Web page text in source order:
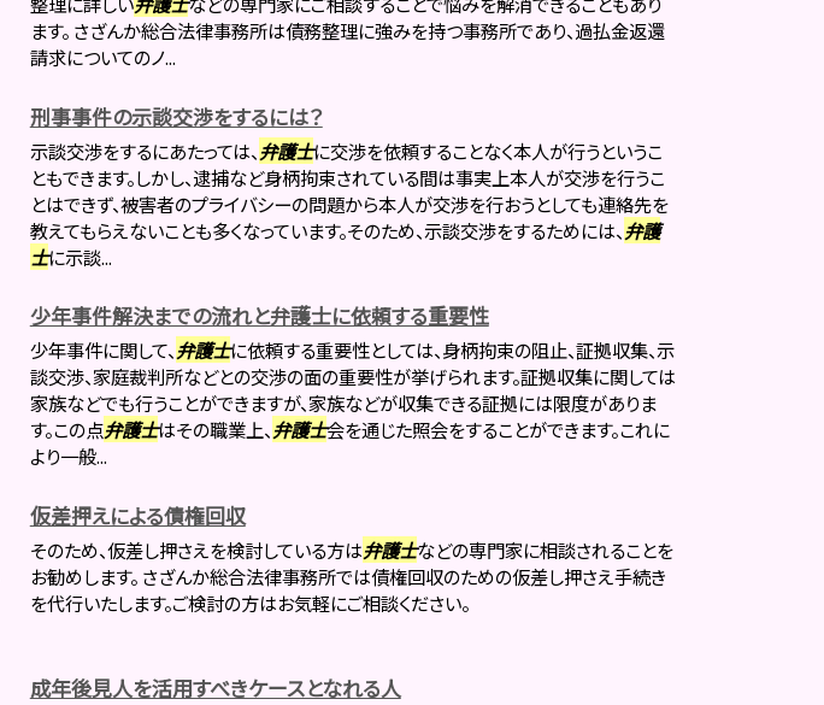
ます。 さざんか総合法律事務所は債務整理に強みを持つ事務所であり、過払金返還
請求についてのノ...
刑事事件の示談交渉をするには？
示談交渉をするにあたっては、 弁護士に交渉を依頼することなく本人が行うというこ
ともできます。しかし、逮捕など身柄拘束されている間は事実上本人が交渉を行うこ
とはできず、被害者のプライバシーの問題から本人が交渉を行おうとしても連絡先を
教えてもらえないことも多くなっています。そのため、示談交渉をするためには、 弁護
士に示談...
少年事件解決までの流れと弁護士に依頼する重要性
少年事件に関して、弁護士に依頼する重要性としては、身柄拘束の阻止、証拠収集、示
談交渉、家庭裁判所などとの交渉の面の重要性が挙げられます。証拠収集に関しては
家族などでも行うことができますが、家族などが収集できる証拠には限度がありま
す。この点弁護士はその職業上、弁護士会を通じた照会をすることができます。これに
より一般...
仮差押えによる債権回収
そのため、仮差し押さえを検討している方は弁護士などの専門家に相談されることを
お勧めします。 さざんか総合法律事務所では債権回収のための仮差し押さえ手続き
を代行いたします。ご検討の方はお気軽にご相談ください。
成年後見人を活用すべきケースとなれる人